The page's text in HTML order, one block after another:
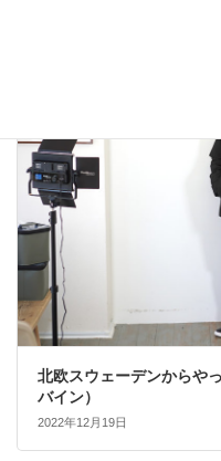
北欧スウェーデンからや
バイン）
2022年12月19日